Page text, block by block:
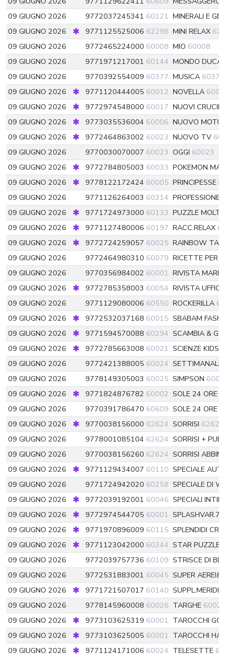
09 GIUGNO 2026
9772037245341 60121 MINERALI E
09 GIUGNO 2026
9771125525006 62298 MINI RELAX
09 GIUGNO 2026
9772465224000 60008 MIO 60008
09 GIUGNO 2026
9771971217001 60144 MONDO
09 GIUGNO 2026
9770392554009 60377 MUSICA 60377
09 GIUGNO 2026
9771120444005 60012 NOVELLA
09 GIUGNO 2026
9772974548000 60017 NUOVI
09 GIUGNO 2026
9773035536004 60006 NUOVO
09 GIUGNO 2026
9772464863002 60023 NUOVO TV
09 GIUGNO 2026
9770030070007 60023 OGGI 60023
09 GIUGNO 2026
9772784805003 60033 POKEMON
09 GIUGNO 2026
9778122172424 60005 PRINCIPESSE
09 GIUGNO 2026
9771126264003 60314 PROFESSIONE
09 GIUGNO 2026
9771724973000 60133 PUZZLE
09 GIUGNO 2026
9771127480006 60197 RACC.RELAX
09 GIUGNO 2026
9772724259057 60025 RAINBOW
09 GIUGNO 2026
9772464980310 60079 RICETTE PER
09 GIUGNO 2026
9770356984002 60001 RIVISTA
09 GIUGNO 2026
9772785358003 60054 RIVISTA
09 GIUGNO 2026
9771129080006 60550 ROCKERILLA
09 GIUGNO 2026
9772532037168 60015 SBABAM
09 GIUGNO 2026
9771594570088 60294 SCAMBIA &
09 GIUGNO 2026
9772785663008 60021 SCIENZE KIDS
09 GIUGNO 2026
9772421388005 60024 SETTIMANALE
09 GIUGNO 2026
9778149305003 60025 SIMPSON
09 GIUGNO 2026
9771824876782 60002 SOLE 24 ORE
09 GIUGNO 2026
9770391786470 60609 SOLE 24 ORE
09 GIUGNO 2026
9770038156000 62624 SORRISI 62624
09 GIUGNO 2026
9778001085104 62624 SORRISI +
09 GIUGNO 2026
9770038156260 62624 SORRISI
09 GIUGNO 2026
9771129434007 60110 SPECIALE
09 GIUGNO 2026
9771724942020 60258 SPECIALE DI
09 GIUGNO 2026
9772039192001 60046 SPECIALI
09 GIUGNO 2026
9772974544705 60001
09 GIUGNO 2026
9771970896009 60115 SPLENDIDI
09 GIUGNO 2026
9771123042000 60344 STAR PUZZLE
09 GIUGNO 2026
9772039757736 60109 STRISCE DI
09 GIUGNO 2026
9772531883001 60045 SUPER
09 GIUGNO 2026
9771721507017 60140
09 GIUGNO 2026
9778145960008 60026 TARGHE
09 GIUGNO 2026
9773103625319 60001 TAROCCHI
09 GIUGNO 2026
9773103625005 60001 TAROCCHI
09 GIUGNO 2026
9771124171006 60024 TELESETTE